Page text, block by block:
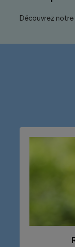
Découvrez